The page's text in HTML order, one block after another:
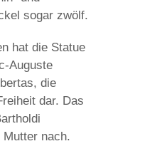
sogar zwölf.
hat die Statue
Auguste
die
dar. Das
nach.